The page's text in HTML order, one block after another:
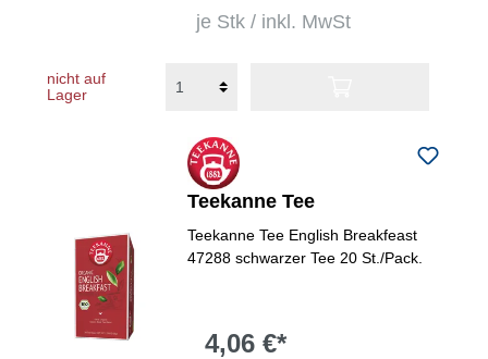
je Stk / inkl. MwSt
nicht auf
Lager
Teekanne Tee
Teekanne Tee English Breakfeast
47288 schwarzer Tee 20 St./Pack.
4,06 €*